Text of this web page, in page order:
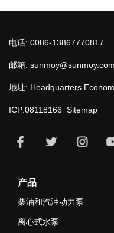
电话: 0086-13867770817
邮箱: sunmoy@sunmoy.com
地址: Headquarters
ICP:08118166 Sitemap
产品
柴油和汽油动力泵
离心式水泵